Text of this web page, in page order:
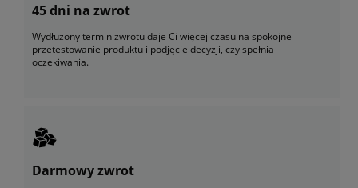
45 dni na zwrot
Wydłużony termin zwrotu daje Ci więcej czasu na spokojne
przetestowanie produktu i podjęcie decyzji, czy spełnia
oczekiwania.
Darmowy zwrot